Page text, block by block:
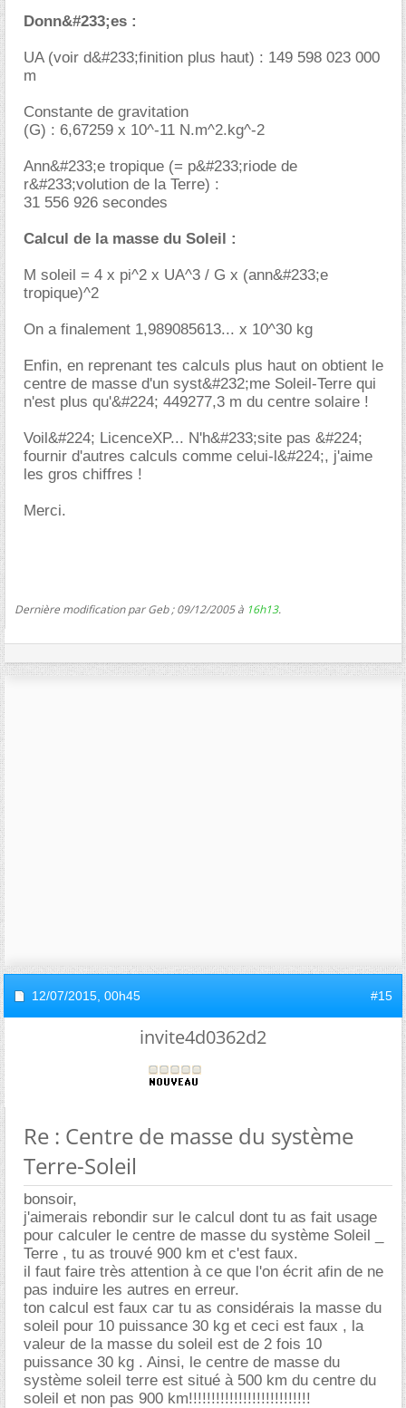
Donn&#233;es :
UA (voir d&#233;finition plus haut) : 149 598 023 000
m
Constante de gravitation
(G) : 6,67259 x 10^-11 N.m^2.kg^-2
Ann&#233;e tropique (= p&#233;riode de
r&#233;volution de la Terre) :
31 556 926 secondes
Calcul de la masse du Soleil :
M soleil = 4 x pi^2 x UA^3 / G x (ann&#233;e
tropique)^2
On a finalement 1,989085613... x 10^30 kg
Enfin, en reprenant tes calculs plus haut on obtient le
centre de masse d'un syst&#232;me Soleil-Terre qui
n'est plus qu'&#224; 449277,3 m du centre solaire !
Voil&#224; LicenceXP... N'h&#233;site pas &#224;
fournir d'autres calculs comme celui-l&#224;, j'aime
les gros chiffres !
Merci.
Dernière modification par Geb ; 09/12/2005 à 16h13.
12/07/2015, 00h45 #15
invite4d0362d2
Re : Centre de masse du système
Terre-Soleil
bonsoir,
j'aimerais rebondir sur le calcul dont tu as fait usage
pour calculer le centre de masse du système Soleil _
Terre , tu as trouvé 900 km et c'est faux.
il faut faire très attention à ce que l'on écrit afin de ne
pas induire les autres en erreur.
ton calcul est faux car tu as considérais la masse du
soleil pour 10 puissance 30 kg et ceci est faux , la
valeur de la masse du soleil est de 2 fois 10
puissance 30 kg . Ainsi, le centre de masse du
système soleil terre est situé à 500 km du centre du
soleil et non pas 900 km!!!!!!!!!!!!!!!!!!!!!!!!!!!